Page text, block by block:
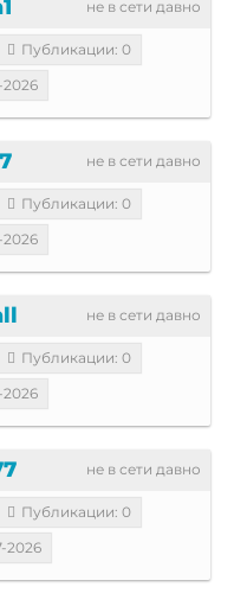
не в сети давно
Публикации: 0
2026
не в сети давно
Публикации: 0
2026
не в сети давно
Публикации: 0
2026
не в сети давно
Публикации: 0
2026